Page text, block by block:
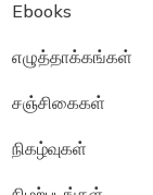
Ebooks
எழுத்தாக்கங்கள்
சஞ்சிகைகள்
நிகழ்வுகள்